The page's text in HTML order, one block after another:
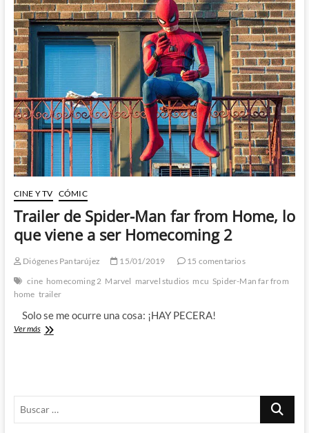
trailer
de
Spider-
Man:
from
y
el
MISTERIO
de
villanos
CINE Y TV CÓMIC
Trailer de Spider-Man far from Home, lo
que viene a ser Homecoming 2
Diógenes Pantarújez 15/01/2019
15 comentarios
cine homecoming 2 Marvel marvel studios mcu Spider-Man far from
home trailer
Solo se me ocurre una cosa: ¡HAY PECERA!
Ver másTrailer
lo
que
Buscar